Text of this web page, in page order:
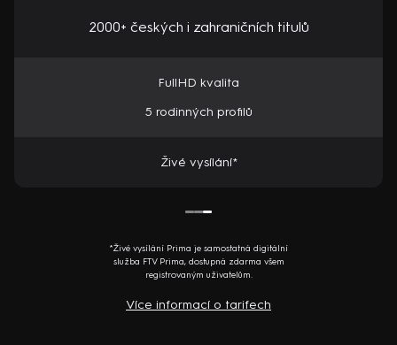
2000+ českých i zahraničních titulů
FullHD kvalita
5 rodinných profilů
Živé vysílání*
*Živé vysílání Prima je samostatná digitální
služba FTV Prima, dostupná zdarma všem
registrovaným uživatelům.
Více informací o tarifech